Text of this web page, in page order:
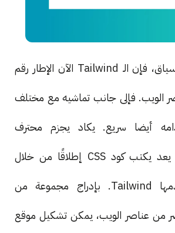
في نفس الإطار والسياق، فإن الـ Tailwind الآن الإطار رقم
الويب. فإلى جانب تماشيه مع مختلف
أيضا سريع. يكاد يجزم محترف
Tailwind أنه لم يعد يكتب كود CSS إطلاقًا من خلال
التقنيات التي يقدمها Tailwind. بإدراج مجموعة من
من عناصر الويب، يمكن تشكيل موقع